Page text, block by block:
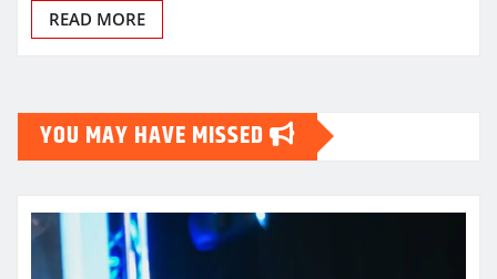
READ MORE
YOU MAY HAVE MISSED